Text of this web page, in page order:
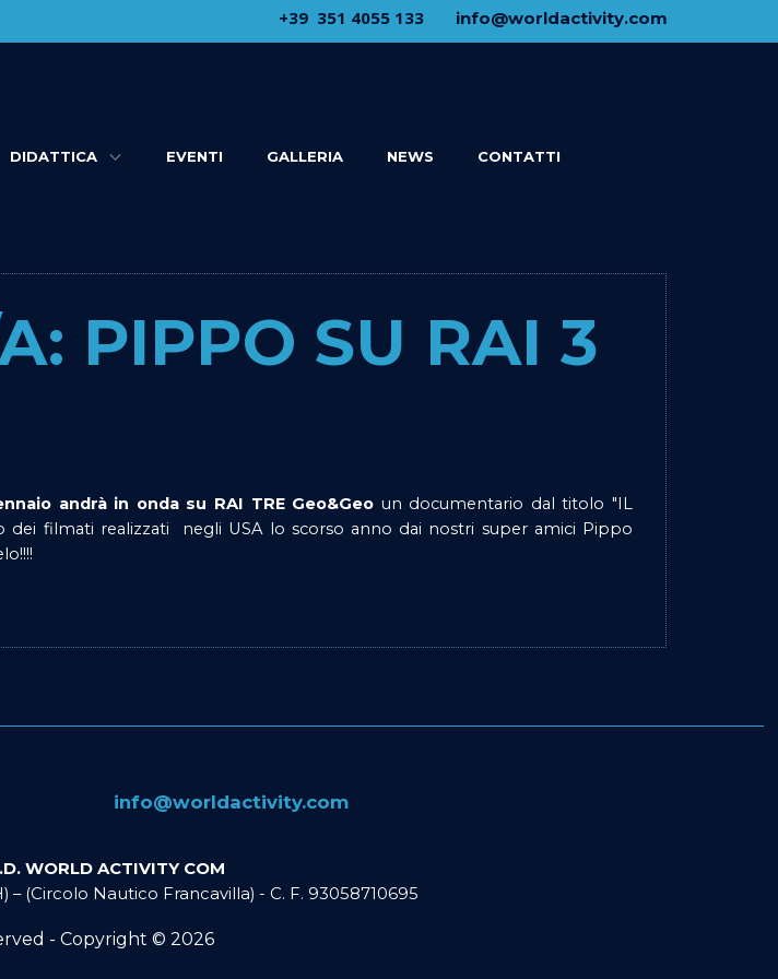
​+39 ​ ​351 4055 133 ​info@​worldactivity.com
DIDATTICA EVENTI GALLERIA NEWS CONTATTI
PIPPO SU RAI 3
andrà in onda su RAI TRE Geo&Geo un documentario dal titolo "IL
dei filmati realizzati negli USA lo scorso anno dai nostri super amici Pippo
​info@​worldactivity.com
WORLD ACTIVITY COM
– (Circolo Nautico Francavilla) - C. F. 93058710695
- Copyright © 2026